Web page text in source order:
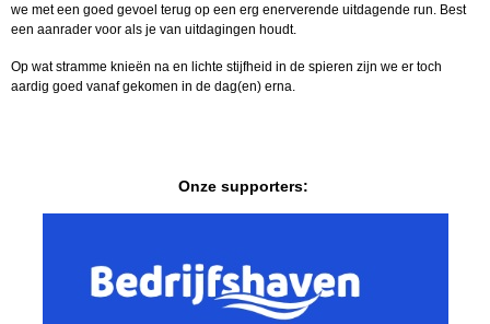
we met een goed gevoel terug op een erg enerverende uitdagende run. Best
een aanrader voor als je van uitdagingen houdt.
Op wat stramme knieën na en lichte stijfheid in de spieren zijn we er toch
aardig goed vanaf gekomen in de dag(en) erna.
Onze supporters: